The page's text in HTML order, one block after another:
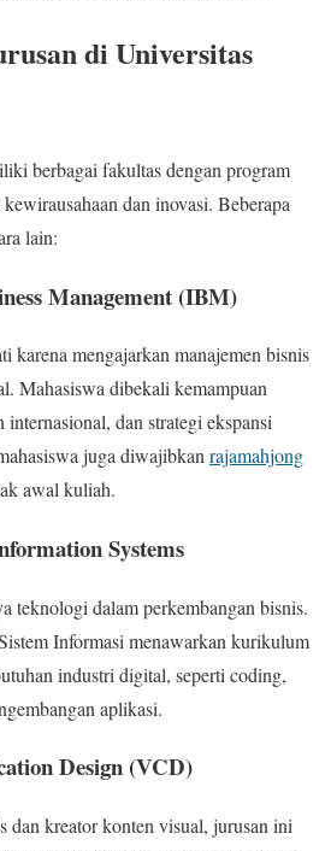
di Universitas
berbagai fakultas dengan program
dan inovasi. Beberapa
lain:
Management (IBM)
karena mengajarkan manajemen bisnis
Mahasiswa dibekali kemampuan
internasional, dan strategi ekspansi
juga diwajibkanrajamahjong
awal kuliah.
Systems
teknologi dalam perkembangan bisnis.
Informasi menawarkan kurikulum
industri digital, seperti coding,
aplikasi.
Design (VCD)
dan kreator konten visual, jurusan ini